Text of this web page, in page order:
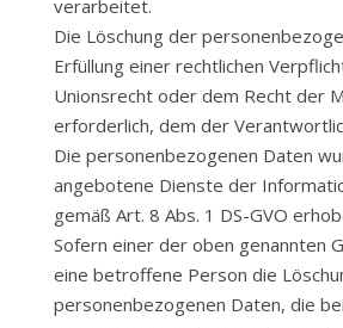
verarbeitet.
Die Löschung der
Erfüllung einer rechtlichen
Unionsrecht oder dem Recht der
erforderlich, dem der
Die personenbezogenen Daten
angebotene Dienste der
gemäß Art. 8 Abs. 1 DS-GVO
Sofern einer der oben genannten
eine betroffene Person die
personenbezogenen Daten, die